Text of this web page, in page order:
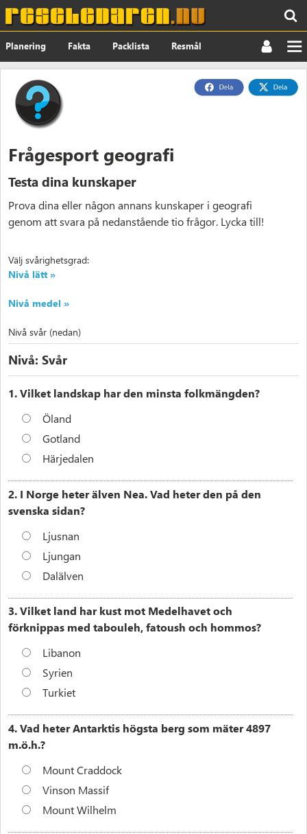
Planering Fakta Packlista Resmål
Nyheter
Frågesport geografi
Testa dina kunskaper
Prova dina eller någon annans kunskaper i geografi
genom att svara på nedanstående tio frågor. Lycka till!
Välj svårighetsgrad:
Nivå lätt »
Nivå medel »
Nivå svår (nedan)
Nivå: Svår
1. Vilket landskap har den minsta folkmängden?
Öland
Gotland
Härjedalen
2. I Norge heter älven Nea. Vad heter den på den
svenska sidan?
Ljusnan
Ljungan
Dalälven
3. Vilket land har kust mot Medelhavet och
förknippas med tabouleh, fatoush och hommos?
Libanon
Syrien
Turkiet
4. Vad heter Antarktis högsta berg som mäter 4897
m.ö.h.?
Mount Craddock
Vinson Massif
Mount Wilhelm